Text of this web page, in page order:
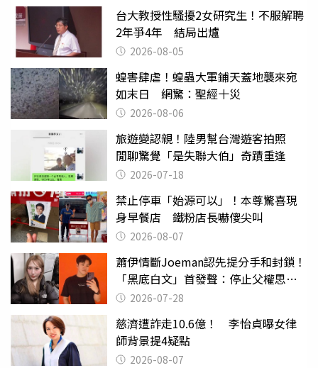
台大教授性騷擾2女研究生！不服解聘
2年爭4年 結局出爐
2026-08-05
蝗害肆虐！蝗蟲大軍鋪天蓋地襲來宛
如末日 網驚：聖經十災
2026-08-06
旅遊變認親！陸男幫台灣遊客拍照
閒聊驚覺「是失聯大伯」奇蹟重逢
2026-07-18
禁止停車「始源可以」！本尊驚喜現
身早餐店 鐵粉店長嚇傻尖叫
2026-08-07
蕭伊情斷Joeman認先提分手和封鎖！
「黑底白文」首發聲：停止父權思維
物化女性
2026-07-28
慈濟遭詐走10.6億！ 李怡貞曝女律
師背景提4疑點
2026-08-07